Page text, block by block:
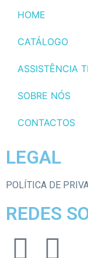
HOME
CATÁLOGO
ASSISTÊNCIA
SOBRE NÓS
CONTACTOS
LEGAL
POLÍTICA DE
REDES